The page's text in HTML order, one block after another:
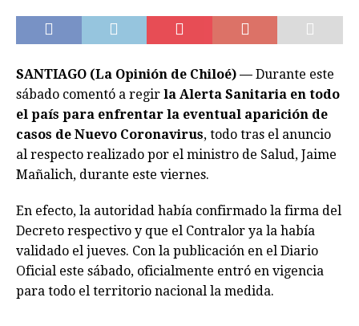
SANTIAGO (La Opinión de Chiloé) — Durante este
sábado comentó a regir la Alerta Sanitaria en todo
el país para enfrentar la eventual aparición de
casos de Nuevo Coronavirus, todo tras el anuncio
al respecto realizado por el ministro de Salud, Jaime
Mañalich, durante este viernes.
En efecto, la autoridad había confirmado la firma del
Decreto respectivo y que el Contralor ya la había
validado el jueves. Con la publicación en el Diario
Oficial este sábado, oficialmente entró en vigencia
para todo el territorio nacional la medida.